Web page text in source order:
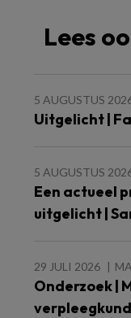
Lees
5 AUGUSTUS
Uitgelicht |
5 AUGUSTUS
Een actueel
uitgelicht |
29 JULI 2026
Onderzoek |